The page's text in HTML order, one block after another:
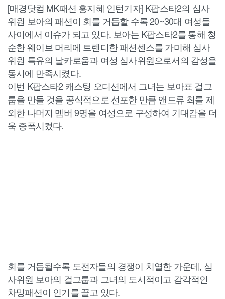
[매경닷컴 MK패션 홍지혜 인턴기자] K팝스타2의 심사
위원 보아의 패션이 회를 거듭할 수록 20~30대 여성들
사이에서 이슈가 되고 있다. 보아는 K팝스타2를 통해 청
순한 웨이브 머리에 트렌디한 패션센스를 가미해 심사
위원 특유의 날카로움과 여성 심사위원으로서의 감성을
동시에 만족시켰다.
이번 K팝스타2 캐스팅 오디션에서 그녀는 보아표 걸그
룹을 만들 것을 공식적으로 선포한 만큼 앤드류 최를 제
외한 나머지 멤버 9명을 여성으로 구성하여 기대감을 더
욱 증폭시켰다.
회를 거듭될수록 도전자들의 경쟁이 치열한 가운데, 심
사위원 보아의 걸그룹과 그녀의 도시적이고 감각적인
차밍패션이 인기를 끌고 있다.